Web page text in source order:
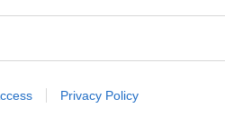
Privacy Policy
και νέο Διοικητικό Συμβούλιο